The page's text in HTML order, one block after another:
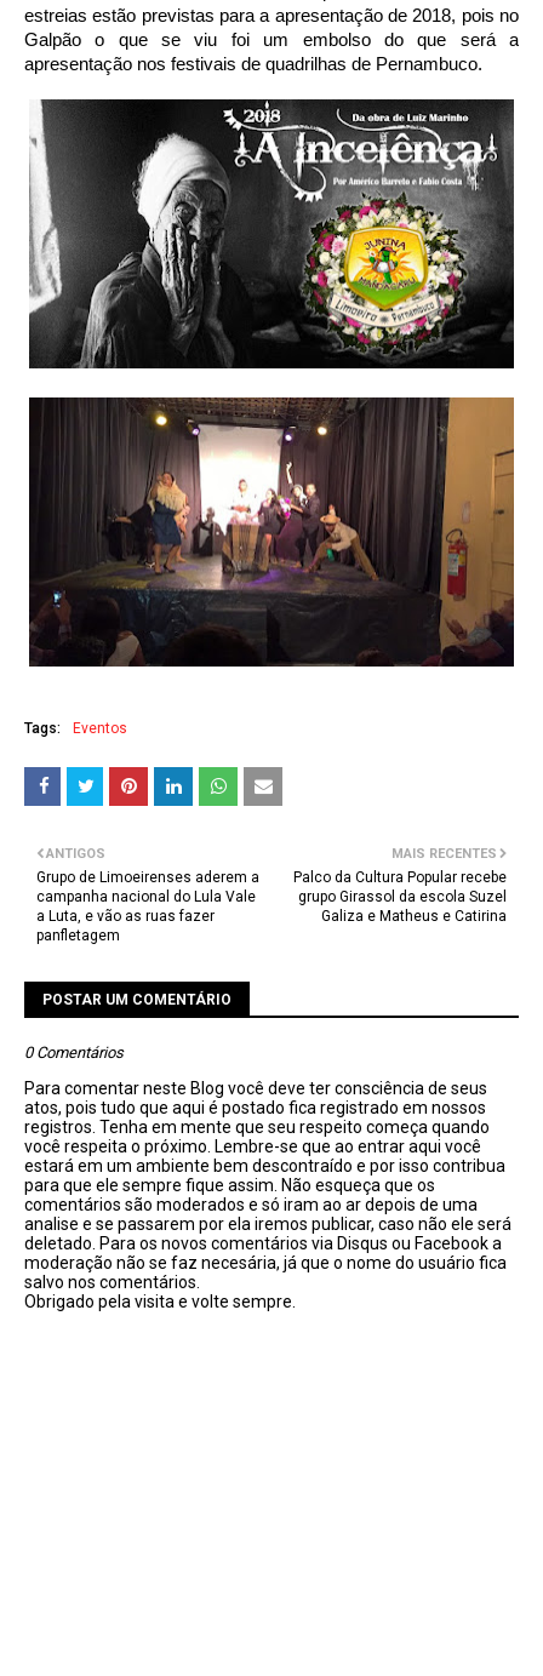
estreias estão previstas para a apresentação de 2018, pois no
Galpão o que se viu foi um embolso do que será a
apresentação nos festivais de quadrilhas de Pernambuco.
Tags: Eventos
MAIS RECENTES
Palco da Cultura Popular recebe
grupo Girassol da escola Suzel
Galiza e Matheus e Catirina
ANTIGOS
Grupo de Limoeirenses aderem a
campanha nacional do Lula Vale
a Luta, e vão as ruas fazer
panfletagem
POSTAR UM COMENTÁRIO
0 Comentários
Para comentar neste Blog você deve ter consciência de seus
atos, pois tudo que aqui é postado fica registrado em nossos
registros. Tenha em mente que seu respeito começa quando
você respeita o próximo. Lembre-se que ao entrar aqui você
estará em um ambiente bem descontraído e por isso contribua
para que ele sempre fique assim. Não esqueça que os
comentários são moderados e só iram ao ar depois de uma
analise e se passarem por ela iremos publicar, caso não ele será
deletado. Para os novos comentários via Disqus ou Facebook a
moderação não se faz necesária, já que o nome do usuário fica
salvo nos comentários.
Obrigado pela visita e volte sempre.